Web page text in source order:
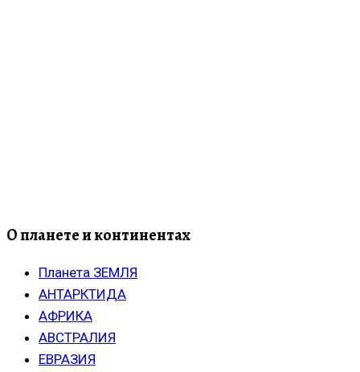
О планете и континентах
Планета ЗЕМЛЯ
АНТАРКТИДА
АФРИКА
АВСТРАЛИЯ
ЕВРАЗИЯ